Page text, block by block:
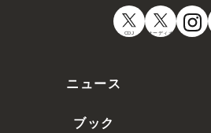
CDJ オーディオ
ニュース
ブック